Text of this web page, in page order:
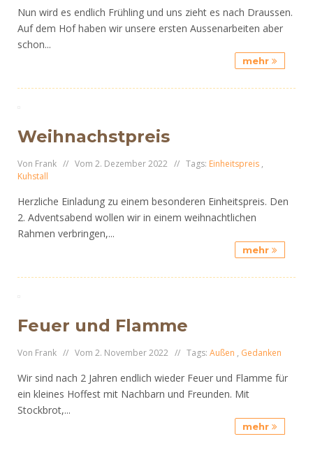
Nun wird es endlich Frühling und uns zieht es nach Draussen.
Auf dem Hof haben wir unsere ersten Aussenarbeiten aber
schon...
mehr
Weihnachstpreis
Von Frank // Vom 2. Dezember 2022 // Tags: Einheitspreis ,
Kuhstall
Herzliche Einladung zu einem besonderen Einheitspreis. Den
2. Adventsabend wollen wir in einem weihnachtlichen
Rahmen verbringen,...
mehr
Feuer und Flamme
Von Frank // Vom 2. November 2022 // Tags: Außen , Gedanken
Wir sind nach 2 Jahren endlich wieder Feuer und Flamme für
ein kleines Hoffest mit Nachbarn und Freunden. Mit
Stockbrot,...
mehr